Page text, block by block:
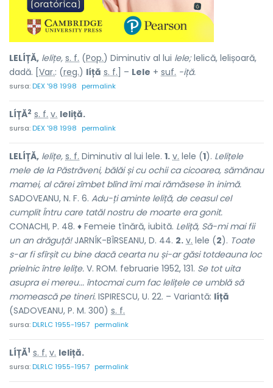
LELÍȚĂ, lelițe, s. f. (Pop.) Diminutiv al lui lele;lelică, lelișoară,
dadă. [ Var.: (reg.) líță s. f. ] – Lele + suf. -iță.
sursa:DEX '98 1998 permalink
LÍȚĂ2 s. f. v. leliță.
sursa:DEX '98 1998 permalink
LELÍȚĂ, lelițe, s. f. Diminutiv al lui lele. 1. v. lele (1). Lelițele
mele de la Păstrăveni, bălăi și cu ochii ca cicoarea, sămănau
mamei, al cărei zîmbet blînd îmi mai rămăsese în inimă.
SADOVEANU, N. F. 6. Adu-ți aminte leliță, de ceasul cel
cumplit Întru care tatăl nostru de moarte era gonit.
CONACHI, P. 48. ♦ Femeie tînără, iubită. Leliță, Să-mi mai fii
un an drăguță!JARNÍK-BÎRSEANU, D. 44. 2. v. lele (2). Toate
s-ar fi sfîrșit cu bine dacă cearta nu și-ar găsi totdeauna loc
prielnic între lelițe. V. ROM. februarie 1952, 131. Se tot uita
asupra ei mereu... întocmai cum fac lelițele ce umblă să
momească pe tineri. ISPIRESCU, U. 22. – Variantă: líță
(SADOVEANU, P. M. 300) s. f.
sursa:DLRLC 1955-1957 permalink
LÍȚĂ1 s. f. v. leliță.
sursa:DLRLC 1955-1957 permalink